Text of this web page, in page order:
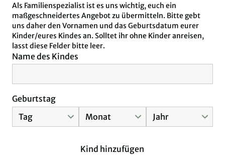
Als Familienspezialist ist es uns wichtig, euch ein
maßgeschneidertes Angebot zu übermitteln. Bitte gebt
uns daher den Vornamen und das Geburtsdatum eurer
Kinder/eures Kindes an. Solltet ihr ohne Kinder anreisen,
lasst diese Felder bitte leer.
Name des Kindes
Geburtstag
Kind hinzufügen